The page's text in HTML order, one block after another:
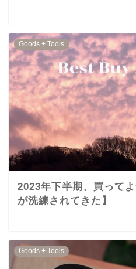
Goods + Tools
2023年下半期、買って
が洗練されてきた】
Goods + Tools